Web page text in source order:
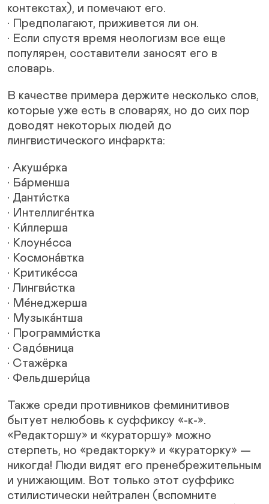
контекстах), и помечают его.
• Предполагают, приживется ли он.
• Если спустя время неологизм все еще
популярен, составители заносят его в
словарь.
В качестве примера держите несколько слов,
которые уже есть в словарях, но до сих пор
доводят некоторых людей до
лингвистического инфаркта:
• Акуше́рка
• Ба́рменша
• Данти́стка
• Интеллиге́нтка
• Ки́ллерша
• Клоуне́сса
• Космона́втка
• Критике́сса
• Лингви́стка
• Ме́неджерша
• Музыка́нтша
• Программи́стка
• Садо́вница
• Стажёрка
• Фельдшери́ца
Также среди противников феминитивов
бытует нелюбовь к суффиксу «-к-».
«Редакторшу» и «кураторшу» можно
стерпеть, но «редакторку» и «кураторку» —
никогда! Люди видят его пренебрежительным
и унижающим. Вот только этот суффикс
стилистически нейтрален (вспомните